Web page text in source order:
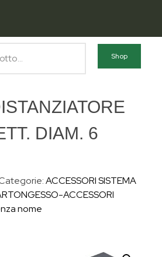
Shop
DIAM. 6
ACCESSORI SISTEMA
ACCESSORI
nome